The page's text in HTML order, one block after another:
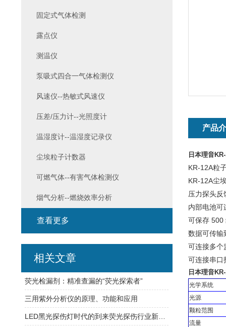
产品
日本理音
KR-12A粒
KR-12A尘
压力探头反
内部电池可
可保存 500
数据可传输
可连接多个
可连接串口
日本理音
光学系统
光源
颗粒范围
流量
固定式气体检测
露点仪
测温仪
泵吸式四合一气体检测仪
风速仪--热敏式风速仪
压差/压力计--光照度计
温湿度计--温湿度记录仪
尘埃粒子计数器
可燃气体--有害气体检测仪
烟气分析--燃烧效率分析
查看更多
相关文章
荧光检漏剂：精准查漏的“荧光探索者”
三用紫外分析仪的原理、功能和应用